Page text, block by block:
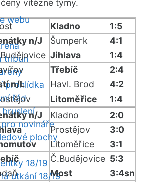
webu
tribun
prohlídka
řád
bruslení
pro novináře
plochy
18/19
utkání 18/19
vítězné týmy.
Kladno
1:5
n/J Šumperk
4:1
Jihlava
1:4
Třebíč
2:4
n/L Havl. Brod
4:2
Litoměřice
1:4
n/J Kladno
2:0
Prostějov
3:0
Litoměřice
3:1
Č.Budějovice 5:3
Most
3:4sn